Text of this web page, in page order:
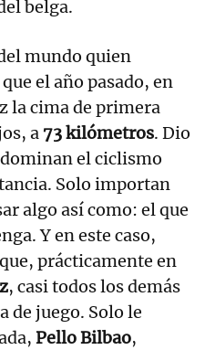
belga.
mundo quien
el año pasado, en
la cima de primera
a 73 kilómetros. Dio
el ciclismo
Solo importan
algo así como: el que
Y en este caso,
prácticamente en
, casi todos los demás
de juego. Solo le
Pello Bilbao,